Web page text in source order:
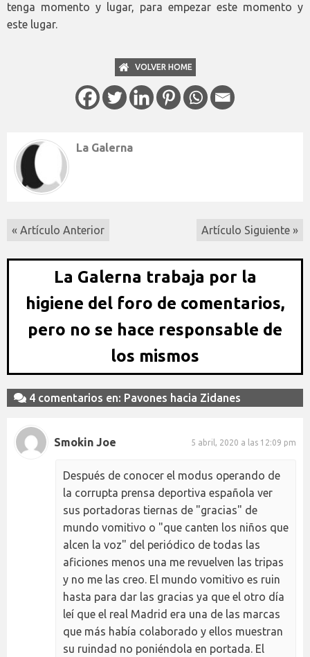
tenga momento y lugar, para empezar este momento y
este lugar.
VOLVER HOME
La Galerna
« Artículo Anterior Artículo Siguiente »
La Galerna trabaja por la
higiene del foro de comentarios,
pero no se hace responsable de
los mismos
4 comentarios en: Pavones hacia Zidanes
Smokin Joe 5 abril, 2020 a las 12:09 pm
Después de conocer el modus operando de
la corrupta prensa deportiva española ver
sus portadoras tiernas de "gracias" de
mundo vomitivo o "que canten los niños que
alcen la voz" del periódico de todas las
aficiones menos una me revuelven las tripas
y no me las creo. El mundo vomitivo es ruin
hasta para dar las gracias ya que el otro día
leí que el real Madrid era una de las marcas
que más había colaborado y ellos muestran
su ruindad no poniéndola en portada. El